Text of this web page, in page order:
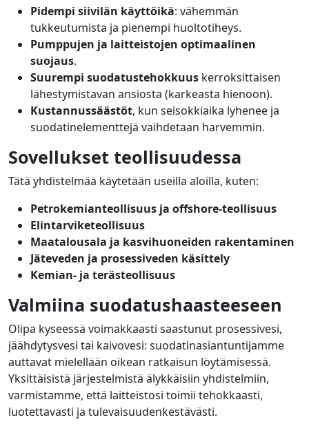
Pidempi siivilän käyttöikä: vähemmän
tukkeutumista ja pienempi huoltotiheys.
Pumppujen ja laitteistojen optimaalinen
suojaus.
Suurempi suodatustehokkuus kerroksittaisen
lähestymistavan ansiosta (karkeasta hienoon).
Kustannussäästöt, kun seisokkiaika lyhenee ja
suodatinelementtejä vaihdetaan harvemmin.
Sovellukset teollisuudessa
Tätä yhdistelmää käytetään useilla aloilla, kuten:
Petrokemianteollisuus ja offshore-teollisuus
Elintarviketeollisuus
Maatalousala ja kasvihuoneiden rakentaminen
Jäteveden ja prosessiveden käsittely
Kemian- ja terästeollisuus
Valmiina suodatushaasteeseen
Olipa kyseessä voimakkaasti saastunut prosessivesi,
jäähdytysvesi tai kaivovesi: suodatinasiantuntijamme
auttavat mielellään oikean ratkaisun löytämisessä.
Yksittäisistä järjestelmistä älykkäisiin yhdistelmiin,
varmistamme, että laitteistosi toimii tehokkaasti,
luotettavasti ja tulevaisuudenkestävästi.